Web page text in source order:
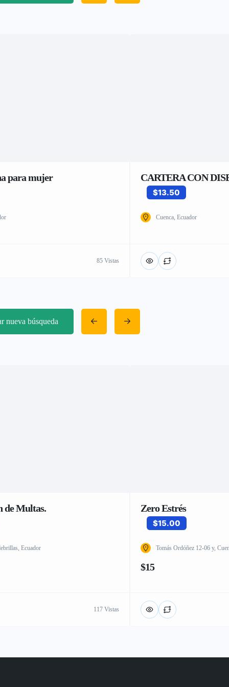
para mujer
85 Vistas
CARTERA CON
$13.50
Cuenca, Ecuador
nueva búsqueda
de Multas.
Ecuador
117 Vistas
Zero Estrés
$15.00
Tomás Ordóñez 12-06 y,
$15